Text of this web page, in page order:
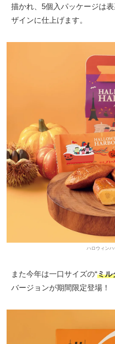
描かれ、5個入パッケージは
ザインに仕上げます。
ハロウィン
また今年は一口サイズの“ミル
バージョンが期間限定登場！